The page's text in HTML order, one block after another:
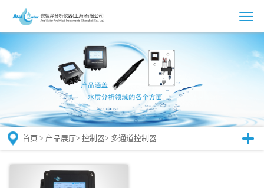
首页 > 产品展厅> 控制器> 多通道控制器